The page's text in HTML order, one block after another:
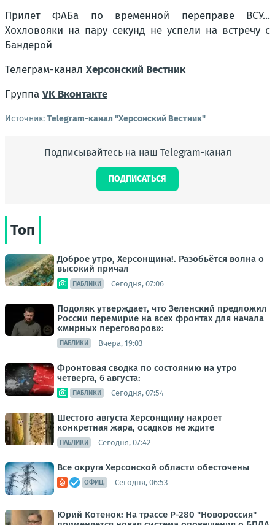
Прилет ФАБа по временной переправе ВСУ...
Хохловояки на пару секунд не успели на встречу с
Бандерой
Телеграм-канал Херсонский Вестник
Группа VK Вконтакте
Источник: Telegram-канал "Херсонский Вестник"
Подписывайтесь на наш Telegram-канал
ПОДПИСАТЬСЯ
Топ
Доброе утро, Херсонщина!. Разобьётся волна о
высокий причал
ПАБЛИКИ Сегодня, 07:06
Подоляк утверждает, что Зеленский предложил
России перемирие на всех фронтах для начала
«мирных переговоров»:
ПАБЛИКИ Вчера, 19:03
Фронтовая сводка по состоянию на утро
четверга, 6 августа:
ПАБЛИКИ Сегодня, 07:54
Шестого августа Херсонщину накроет
конкретная жара, осадков не ждите
ПАБЛИКИ Сегодня, 07:42
Все округа Херсонской области обесточены
ОФИЦ. Сегодня, 06:53
Юрий Котенок: На трассе Р-280 "Новороссия"